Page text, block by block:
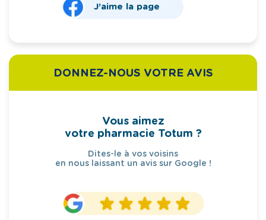
J’aime la page
DONNEZ-NOUS VOTRE AVIS
Vous aimez
votre pharmacie Totum ?
Dites-le à vos voisins
en nous laissant un avis sur Google !